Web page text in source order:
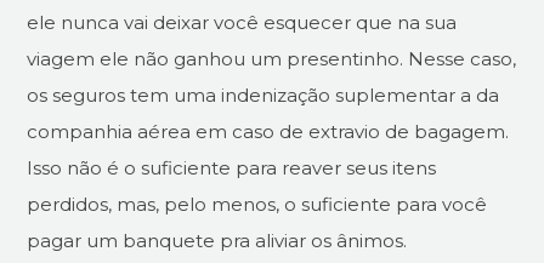
ele nunca vai deixar você esquecer que na sua
viagem ele não ganhou um presentinho. Nesse caso,
os seguros tem uma indenização suplementar a da
companhia aérea em caso de extravio de bagagem.
Isso não é o suficiente para reaver seus itens
perdidos, mas, pelo menos, o suficiente para você
pagar um banquete pra aliviar os ânimos.